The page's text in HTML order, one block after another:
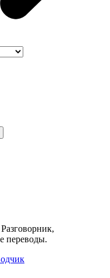
переводы.